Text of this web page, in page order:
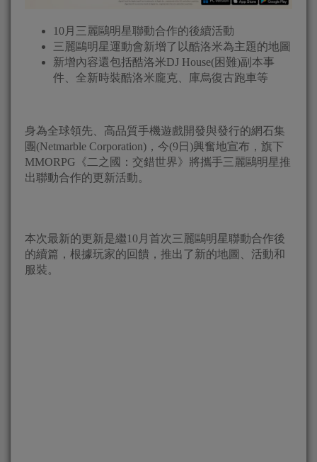
10月三麗鷗明星聯動合作的後續活動
三麗鷗明星運動會新增了以酷洛米為主題的地圖
新增內容還包括酷洛米DJ House(困難)副本事
件、全新時裝酷洛米龐克、庫烏復古跑車等
身為全球領先、高品質手機遊戲開發與發行的網石集
團(Netmarble Corporation)，今(9日)興奮地宣布，旗下
MMORPG《二之國：交錯世界》將攜手三麗鷗明星推
出聯動合作的更新活動。
本次最新的更新是繼10月首次三麗鷗明星聯動合作後
的續篇，根據玩家的回饋，推出了新的地圖、活動和
服裝。